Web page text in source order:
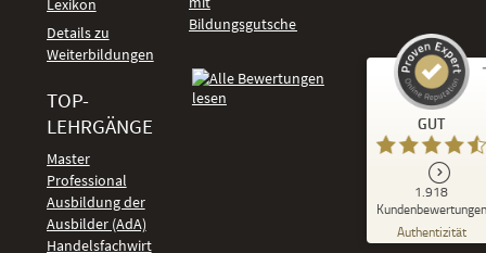
Lexikon
Details zu
Weiterbildungen
TOP-
LEHRGÄNGE
Master
Professional
Ausbildung der
Ausbilder (AdA)
Handelsfachwirt
Bildungsgutschein
GUT
1.918
Kundenbewertungen
Authentizität
Kundenbewertungen und Erfahrungen zu
DeLSt - Deutsches eLearning Studieninstitut
92
%
Empfehlungen auf
ProvenExpert.com